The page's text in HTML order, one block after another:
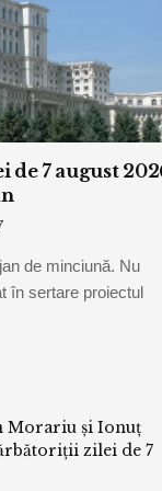
de 7 august
de minciună. Nu
în sertare proiectul
Morariu și Ionuț
zilei de 7